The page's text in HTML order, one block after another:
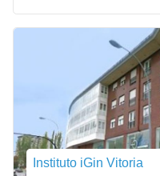
Instituto iGin Vitoria